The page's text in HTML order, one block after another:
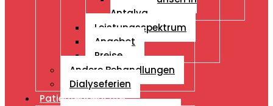
Antalya
Leistungsspektrum
Angebot
Preise
Andere Behandlungen
Dialyseferien
Patientenberichte